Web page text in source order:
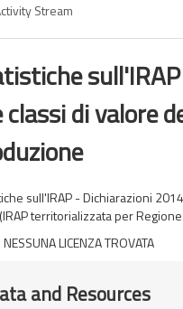
Stream
classi di valore
sull'IRAP - Dichiarazioni
territorializzata per
NESSUNA LICENZA TROVATA
and Resources